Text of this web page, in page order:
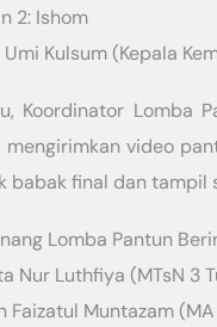
2: Ishom
Kulsum (Kepala
Koordinator Lomba
video
babak final dan tampil
Lomba Pantun
Nur Luthfiya (MTsN 3
Faizatul Muntazam